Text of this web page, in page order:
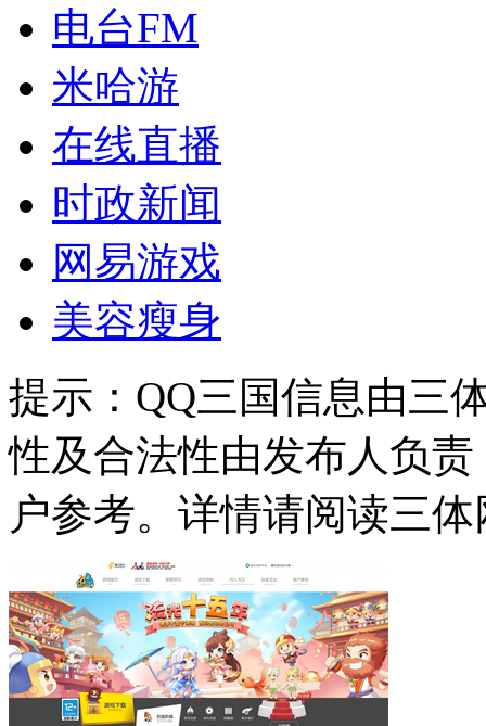
电台FM
米哈游
在线直播
时政新闻
网易游戏
美容瘦身
提示： QQ三国信息由三
性及合法性由发布人负
户参考。详情请阅读三